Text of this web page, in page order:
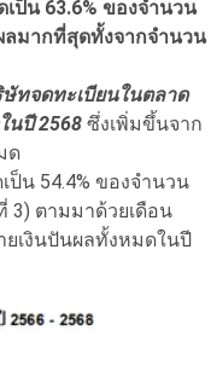
ป็น 63.6% ของจำนวน
ลมากที่สุดทั้งจากจำนวน
ทจดทะเบียนในตลาด
นปี 2568 ซึ่งเพิ่มขึ้นจาก
ด
ป็น 54.4% ของจำนวน
3) ตามมาด้วยเดือน
ยเงินปันผลทั้งหมดในปี